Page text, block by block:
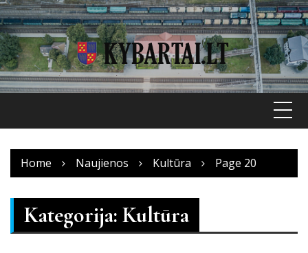
Skip
to
content
Home Naujienos Kultūra Page 20
Kategorija: Kultūra